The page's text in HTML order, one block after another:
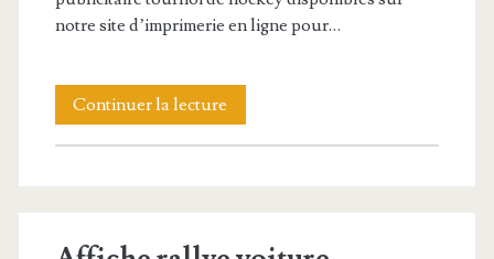
notre site d’imprimerie en ligne pour…
Continuer la lecture
pour